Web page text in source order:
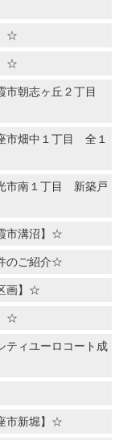
☆
☆
市朝志ヶ丘２丁目
市畑中１丁目 全１
市南１丁目 新築戸
市溝沼】☆
のご紹介☆
画】☆
☆
ティユーロコート成
市新堀】☆